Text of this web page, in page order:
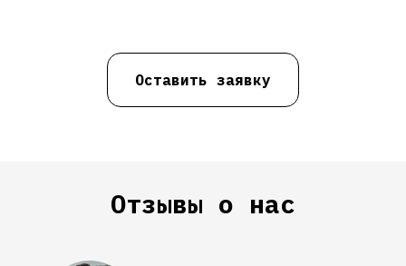
Оставить заявку
Отзывы о нас